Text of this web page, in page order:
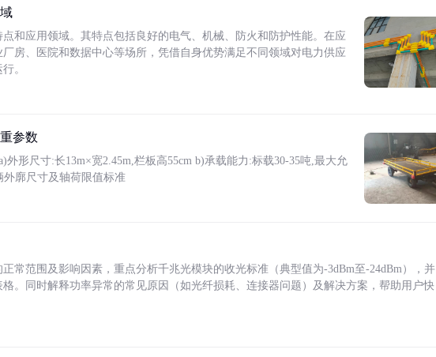
和应用领域。其特点包括良好的电气、机械、防火和防护性能。在应
房、医院和数据中心等场所，凭借自身优势满足不同领域对电力供应
。
参数
外形尺寸:长13m×宽2.45m,栏板高55cm b)承载能力:标载30-35吨,最大允
外廓尺寸及轴荷限值标准
常范围及影响因素，重点分析千兆光模块的收光标准（典型值为-3dBm至-24dBm），并
。同时解释功率异常的常见原因（如光纤损耗、连接器问题）及解决方案，帮助用户快